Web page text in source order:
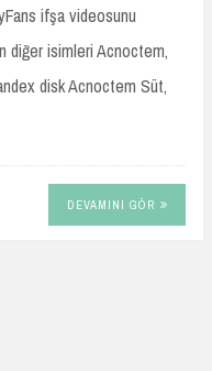
ifşa videosunu
diğer isimleri Acnoctem,
disk Acnoctem Süt,
DEVAMINI GÖR